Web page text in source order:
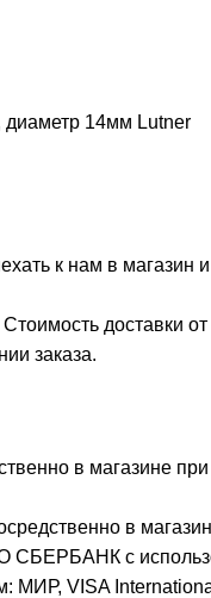
диаметр 14мм Lutner
к нам в магазин и
доставки
заказа.
в магазине при
в
СБЕРБАНК с
МИР, VISA